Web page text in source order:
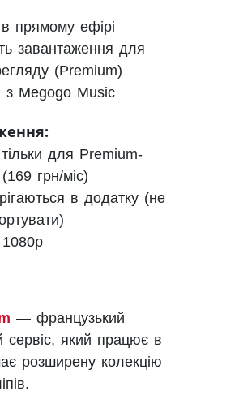
прямому ефірі
завантаження для
(Premium)
з Megogo Music
для Premium-
(169 грн/міс)
в додатку (не
— французький
сервіс, який працює в
розширену колекцію